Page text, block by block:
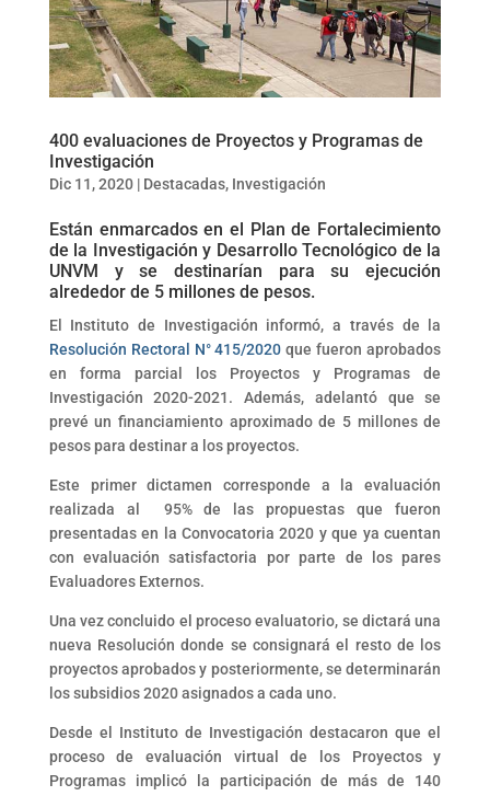
400 evaluaciones de Proyectos y Programas de
Investigación
Dic 11, 2020| Destacadas, Investigación
Están enmarcados en el Plan de Fortalecimiento
de la Investigación y Desarrollo Tecnológico de la
UNVM y se destinarían para su ejecución
alrededor de 5 millones de pesos.
El Instituto de Investigación informó, a través de la
Resolución Rectoral N° 415/2020 que fueron aprobados
en forma parcial los Proyectos y Programas de
Investigación 2020-2021. Además, adelantó que se
prevé un financiamiento aproximado de 5 millones de
pesos para destinar a los proyectos.
Este primer dictamen corresponde a la evaluación
realizada al 95% de las propuestas que fueron
presentadas en la Convocatoria 2020 y que ya cuentan
con evaluación satisfactoria por parte de los pares
Evaluadores Externos.
Una vez concluido el proceso evaluatorio, se dictará una
nueva Resolución donde se consignará el resto de los
proyectos aprobados y posteriormente, se determinarán
los subsidios 2020 asignados a cada uno.
Desde el Instituto de Investigación destacaron que el
proceso de evaluación virtual de los Proyectos y
Programas implicó la participación de más de 140